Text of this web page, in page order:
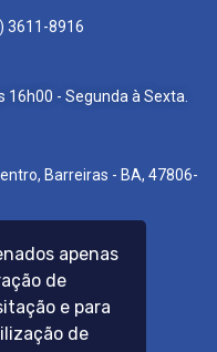
apenas
de
e para
de
3611-8916
16h00 - Segunda à Sexta.
Barreiras - BA, 47806-
Brasil